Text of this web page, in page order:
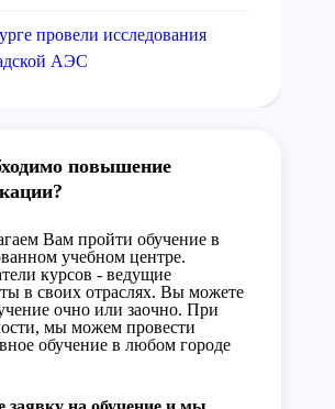
провели исследования
АЭС
повышение
Вам пройти обучение в
учебном центре.
курсов - ведущие
в своих отраслях. Вы можете
очно или заочно. При
мы можем провести
обучение в любом городе